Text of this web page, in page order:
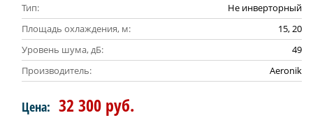
Тип:
Не инверторный
Площадь охлаждения, м:
15, 20
Уровень шума, дБ:
49
Производитель:
Aeronik
Цена: 32 300 руб.